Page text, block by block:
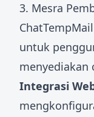
3. Mesra
untuk
menyediakan
Integrasi